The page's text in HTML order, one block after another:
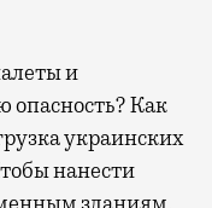
и
опасность? Как
украинских
нанести